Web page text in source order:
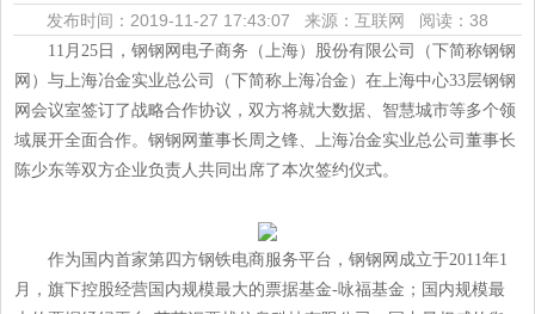
发布时间：2019-11-27 17:43:07 来源：互联网 阅读：38
11月25日，钢钢网电子商务（上海）股份有限公司（下简称钢钢
网）与上海冶金实业总公司（下简称上海冶金）在上海中心33层钢钢
网会议室签订了战略合作协议，双方将就大数据、智慧城市等多个领
域展开全面合作。钢钢网董事长周之锋、上海冶金实业总公司董事长
陈少东等双方企业负责人共同出席了本次签约仪式。
作为国内首家第四方钢铁电商服务平台，钢钢网成立于2011年1
月，旗下控股经营国内规模最大的票据基金-咏福基金；国内规模最